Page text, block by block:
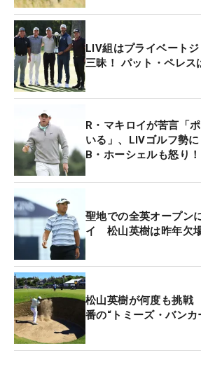
は調べを受けていることを認めた
ジェイ・モナハン会長は「これは
ことではない。過去に同じ問題
回も同じ状況だと確信している」
実際1994年に、米国の連邦取引
ーは他のツアー、TVイベントに
得る必要がある」という規則が「
（独占禁止法）に違反すると認定
ながら連邦取引委員会は何ら措置
捜査を止めた経緯がある。
現在PGAツアーはメンバーに対し
は3大会までの出場許可を出して
ジョー・バイデン米大統領が今週
訪問するタイミングで行われたと
領は多くは石油問題、及びサウジ
題について話し合うと見られる。
米国在住）
LIV組はプライベート
三昧！ パット・ペレス
R・マキロイが苦言「
いる」、LIVゴルフ勢
B・ホーシェルも怒り！
聖地での全英オープン
イ 松山英樹は昨年欠
松山英樹が何度も挑
番の“トミーズ・バンカ